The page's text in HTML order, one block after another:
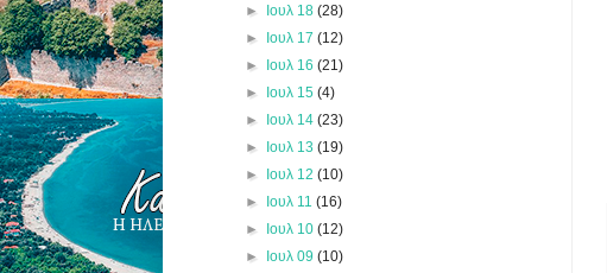
► Ιουλ 18 (28)
► Ιουλ 17 (12)
► Ιουλ 16 (21)
► Ιουλ 15 (4)
► Ιουλ 14 (23)
► Ιουλ 13 (19)
► Ιουλ 12 (10)
► Ιουλ 11 (16)
► Ιουλ 10 (12)
► Ιουλ 09 (10)